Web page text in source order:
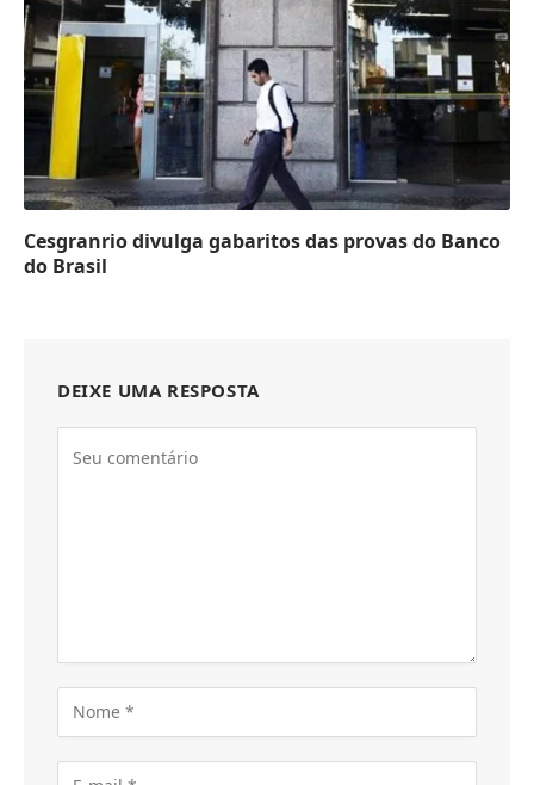
Cesgranrio divulga gabaritos das provas do Banco
do Brasil
DEIXE UMA RESPOSTA